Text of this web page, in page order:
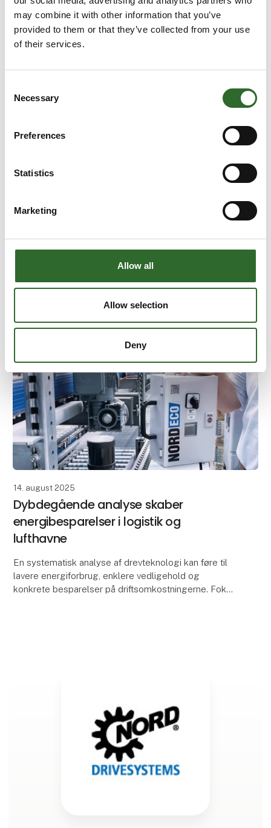
may combine it with other information that you’ve
provided to them or that they’ve collected from your use
of their services.
Selection
Necessary
Preferences
Statistics
Marketing
Allow all
Allow selection
Deny
aluminiumsdrevløsninger med to varianter af effektiv
overfladebeskyttelse. De
NORD leverer decentrale drevsystemer
til fremtidens emballeringsmaskiner.
emballage. NORD tilbyder drevløsninger indenfor
gear, elmotorer og drevelektronik, der er
14. august 2025
Dybdegående analyse skaber
energibesparelser i logistik og
lufthavne
En systematisk analyse af drevteknologi kan føre til
lavere energiforbrug, enklere vedligehold og
konkrete besparelser på driftsomkostningerne. Fokus